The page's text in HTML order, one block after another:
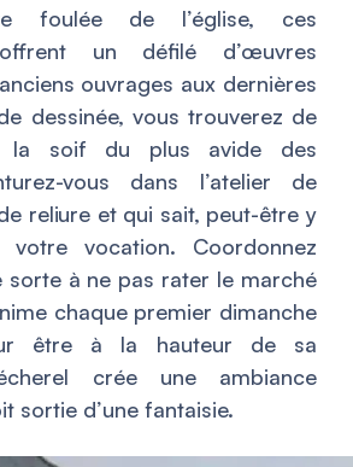
foulée de l’église, ces
un défilé d’œuvres
ouvrages aux dernières
dessinée, vous trouverez de
la soif du plus avide des
vous dans l’atelier de
reliure et qui sait, peut-être y
votre vocation. Coordonnez
sorte à ne pas rater le marché
chaque premier dimanche
être à la hauteur de sa
crée une ambiance
sortie d’une fantaisie.